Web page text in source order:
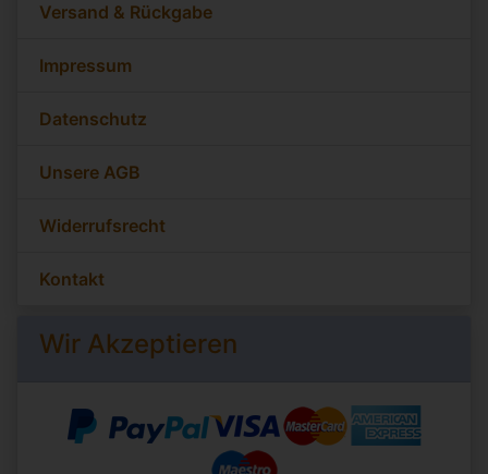
Versand & Rückgabe
Impressum
Datenschutz
Unsere AGB
Widerrufsrecht
Kontakt
Wir Akzeptieren